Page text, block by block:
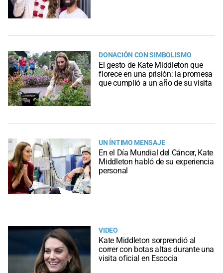
DONACIÓN CON SIMBOLISMO
El gesto de Kate Middleton que
florece en una prisión: la promesa
que cumplió a un año de su visita
UN ÍNTIMO MENSAJE
En el Día Mundial del Cáncer, Kate
Middleton habló de su experiencia
personal
VIDEO
Kate Middleton sorprendió al
correr con botas altas durante una
visita oficial en Escocia